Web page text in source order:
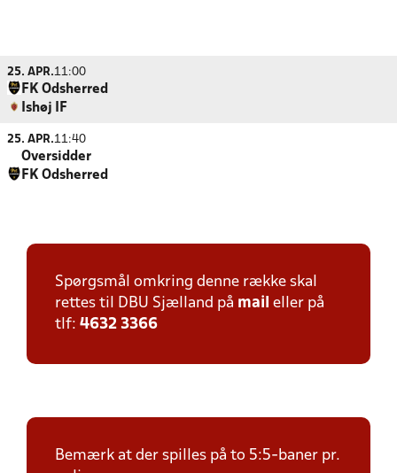
25. APR.11:00
FK Odsherred
Ishøj IF
25. APR.11:40
Oversidder
FK Odsherred
Spørgsmål omkring denne række skal
rettes til DBU Sjælland på mail eller på
tlf: 4632 3366
Bemærk at der spilles på to 5:5-baner pr.